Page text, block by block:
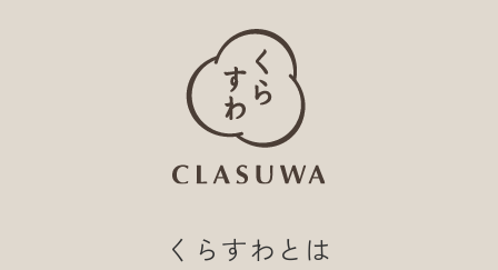
くらすわとは